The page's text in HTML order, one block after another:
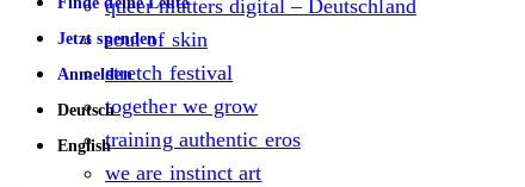
Jetzt spenden
Anmelden
Deutsch
English
queer matters digital – Deutschland
soul of skin
stretch festival
together we grow
training authentic eros
we are instinct art